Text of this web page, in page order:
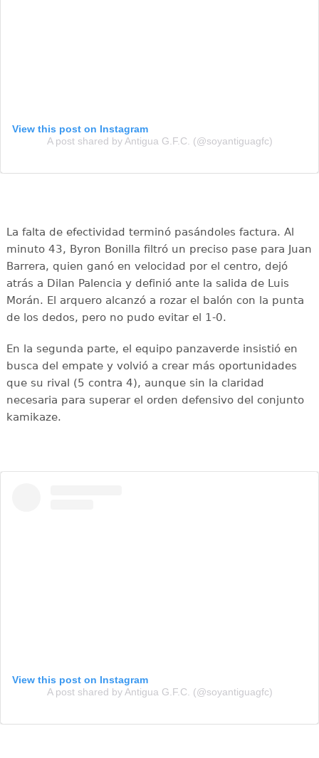
View this post on Instagram
A post shared by Antigua G.F.C. (@soyantiguagfc)
La falta de efectividad terminó pasándoles factura. Al
minuto 43, Byron Bonilla filtró un preciso pase para Juan
Barrera, quien ganó en velocidad por el centro, dejó
atrás a Dilan Palencia y definió ante la salida de Luis
Morán. El arquero alcanzó a rozar el balón con la punta
de los dedos, pero no pudo evitar el 1-0.
En la segunda parte, el equipo panzaverde insistió en
busca del empate y volvió a crear más oportunidades
que su rival (5 contra 4), aunque sin la claridad
necesaria para superar el orden defensivo del conjunto
kamikaze.
View this post on Instagram
A post shared by Antigua G.F.C. (@soyantiguagfc)